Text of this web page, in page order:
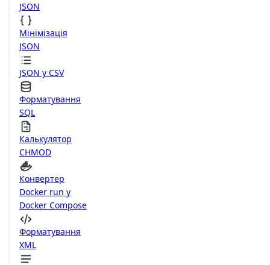
JSON
Мінімізація
JSON
JSON у CSV
Форматування
SQL
Калькулятор
CHMOD
Конвертер
Docker run у
Docker Compose
Форматування
XML